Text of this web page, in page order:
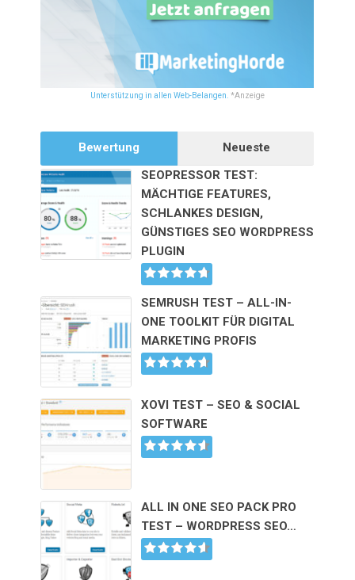
Unterstützung in allen Web-Belangen. *Anzeige
Bewertung
Neueste
SEOPRESSOR TEST:
MÄCHTIGE FEATURES,
SCHLANKES DESIGN,
GÜNSTIGES SEO WORDPRESS
PLUGIN
SEMRUSH TEST – ALL-IN-
ONE TOOLKIT FÜR DIGITAL
MARKETING PROFIS
XOVI TEST – SEO & SOCIAL
SOFTWARE
ALL IN ONE SEO PACK PRO
TEST – WORDPRESS SEO…